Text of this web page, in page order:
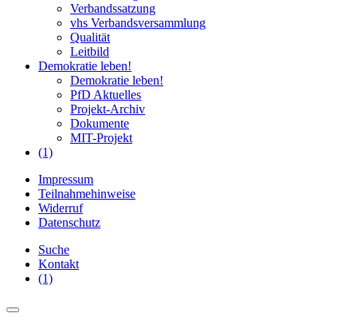
Verbandssatzung
vhs Verbandsversammlung
Qualität
Leitbild
Demokratie leben!
Demokratie leben!
PfD Aktuelles
Projekt-Archiv
Dokumente
MIT-Projekt
(1)
Impressum
Teilnahmehinweise
Widerruf
Datenschutz
Suche
Kontakt
(1)